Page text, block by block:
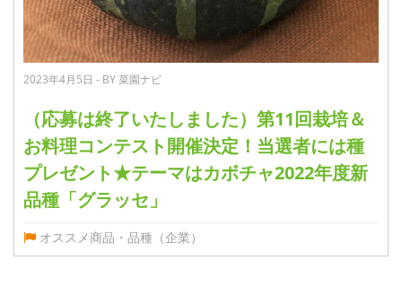
2023年4月5日 - BY 菜園ナビ
（応募は終了いたしました）第11回栽培＆
お料理コンテスト開催決定！当選者には種
プレゼント★テーマはカボチャ2022年度新
品種「グラッセ」
オススメ商品・品種（企業）